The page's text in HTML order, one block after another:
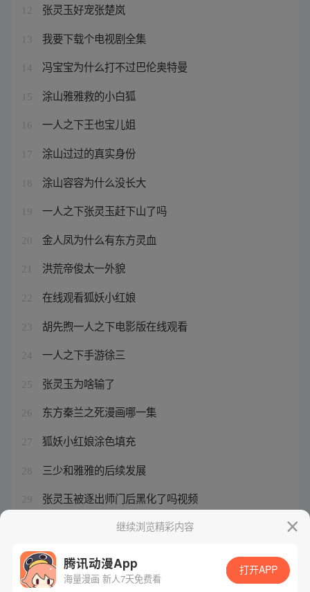
12 张灵玉好宠张楚岚
13 我要下载个电视剧全集
14 冯宝宝为什么打不过巴伦奥特曼
15 涂山雅雅救的小白狐
16 一人之下王也宝儿姐
17 涂山过过的真实身份
18 涂山容容为什么没长大
19 一人之下张灵玉赶下山了吗
20 金人凤为什么有东方灵血
21 洪荒帝俊太一外貌
22 在线观看狐妖小红娘
23 胡先煦一人之下电影版在线观看
24 一人之下手游徐三
25 张灵玉为啥输了
26 东方秦兰之死漫画哪一集
27 狐妖小红娘涂色填充
28 三少和雅雅的后续发展
29 张灵玉被逐出师门后黑化了吗视频
继续浏览精彩内容
腾讯动漫App
海量漫画 新人7天免费看
打开APP